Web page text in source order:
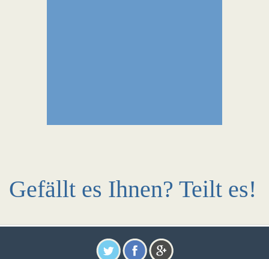
Gefällt es Ihnen? Teilt es!